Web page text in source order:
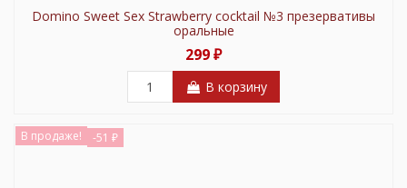
Domino Sweet Sex Strawberry cocktail №3 презервативы
оральные
299 ₽
В корзину
В продаже! -51 ₽